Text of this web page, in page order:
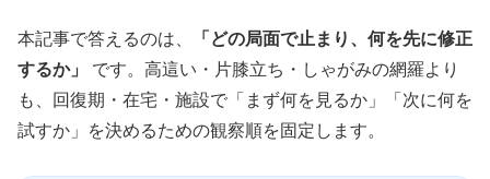
本記事で答えるのは、
「どの局面で止まり、何を先に修正
するか」
です。高這い・片膝立ち・しゃがみの網羅より
も、回復期・在宅・施設で「まず何を見るか」「次に何を
試すか」を決めるための観察順を固定します。